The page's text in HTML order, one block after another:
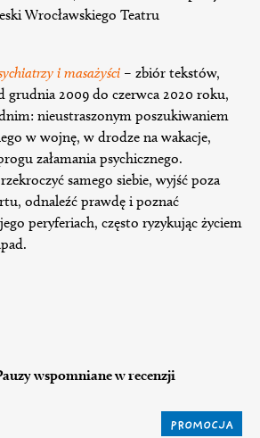
Wrocławskiego Teatru
i masażyści – zbiór tekstów,
grudnia 2009 do czerwca 2020 roku,
nieustraszonym poszukiwaniem
w wojnę, w drodze na wakacje,
załamania psychicznego.
samego siebie, wyjść poza
odnaleźć prawdę i poznać
peryferiach, często ryzykując życiem
wspomniane w recenzji
PROMOCJA